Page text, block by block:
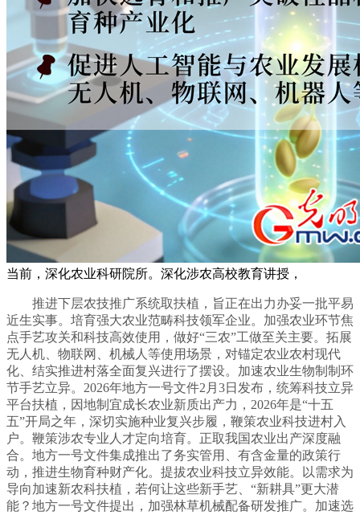
当前，深化农业科研院所。深化涉农高校教育讲授，
推进下层农技推广系统取扶植，旨正在出力办妥一批平易
近生实事。培育强大农业范畴科技领军企业。加强农业环节焦
点手艺攻关和科技高效使用，做好“三农”工做至关主要。拓展
无人机、物联网、机械人等使用场景，对锚定农业农村现代
化、结实推进村落全面复兴进行了摆设。加速农业生物制制环
节手艺立异。2026年地方一号文件2月3日发布，统筹科技立异
平台扶植，因地制宜成长农业新质出产力，2026年是“十五
五”开局之年，深切实施种业复兴步履，鞭策农业科技进村入
户。鞭策涉农专业人才定向培育。正取我国农业出产深度融
合。地方一号文件集成推出了务实管用、有含金量的政策行
动，推进生物育种财产化。提拔农业科技立异效能。以需求为
导向加速新农科扶植，若何让这些新手艺、“新耕具”更大潜
能？地方一号文件提出，加强林草机械配备研发推广。加速选